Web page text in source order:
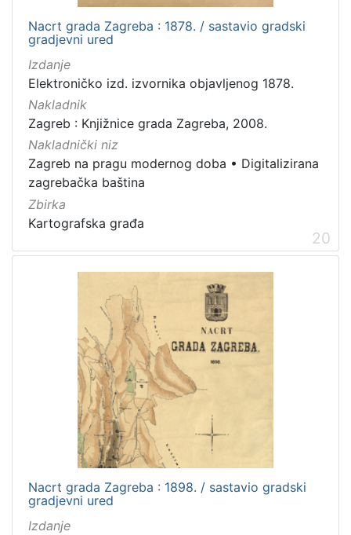
Nacrt grada Zagreba : 1878. / sastavio gradski
gradjevni ured
Izdanje
Elektroničko izd. izvornika objavljenog 1878.
Nakladnik
Zagreb : Knjižnice grada Zagreba, 2008.
Nakladnički niz
Zagreb na pragu modernog doba • Digitalizirana
zagrebačka baština
Zbirka
Kartografska građa
20
Nacrt grada Zagreba : 1898. / sastavio gradski
gradjevni ured
Izdanje